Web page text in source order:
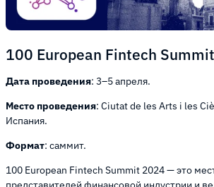
100 European Fintech
Дата проведения: 3–5 апреля.
Место проведения: Ciutat de les Arts i les
Испания.
Формат: саммит.
100 European Fintech Summit 2024 — это